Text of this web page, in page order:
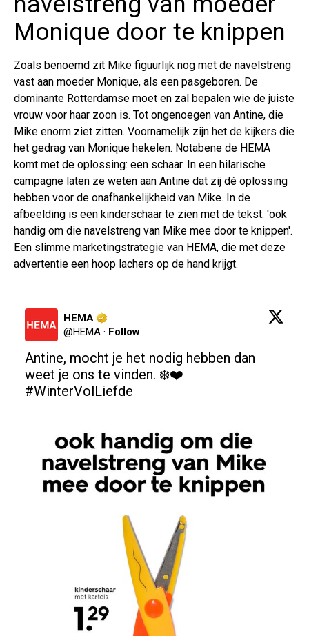
Monique door te knippen
Zoals benoemd zit Mike figuurlijk nog met de navelstreng
vast aan moeder Monique, als een pasgeboren. De
dominante Rotterdamse moet en zal bepalen wie de juiste
vrouw voor haar zoon is. Tot ongenoegen van Antine, die
Mike enorm ziet zitten. Voornamelijk zijn het de kijkers die
het gedrag van Monique hekelen. Notabene de HEMA
komt met de oplossing: een schaar. In een hilarische
campagne laten ze weten aan Antine dat zij dé oplossing
hebben voor de onafhankelijkheid van Mike. In de
afbeelding is een kinderschaar te zien met de tekst: 'ook
handig om die navelstreng van Mike mee door te knippen'.
Een slimme marketingstrategie van HEMA, die met deze
advertentie een hoop lachers op de hand krijgt.
HEMA
@HEMA · Follow
Antine, mocht je het nodig hebben dan
#WinterVolLiefde